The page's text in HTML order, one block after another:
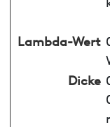
Lambda-Wert
Dicke